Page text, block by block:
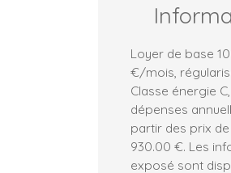
Loyer de base
€/mois,
Classe énergie
dépenses
partir des prix
930.00 €. Les
exposé sont